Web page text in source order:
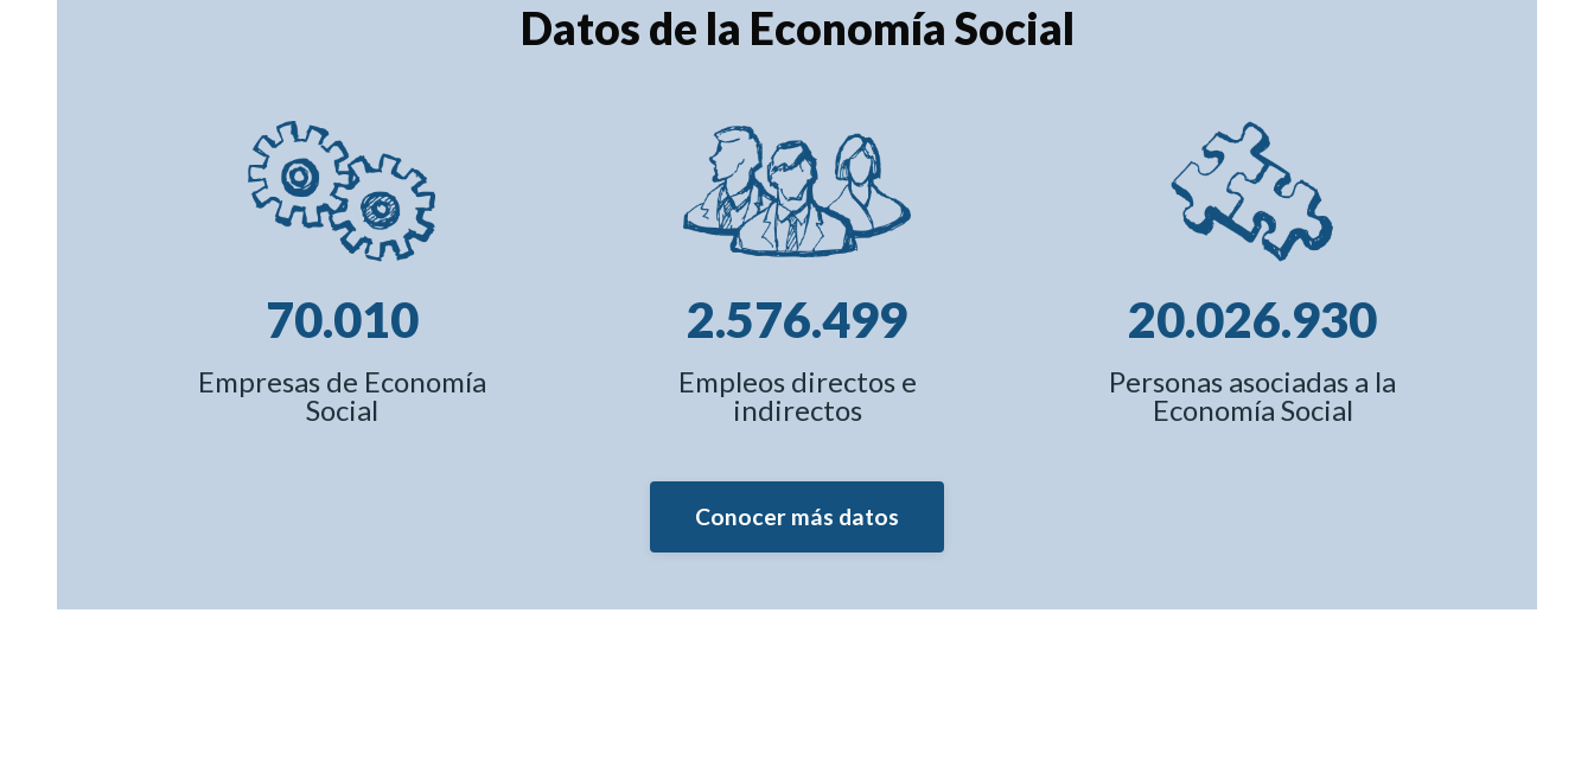
Datos de la Economía Social
70.010
Empresas de Economía
Social
2.576.499
Empleos directos e
indirectos
20.026.930
Personas asociadas a la
Economía Social
Conocer más datos